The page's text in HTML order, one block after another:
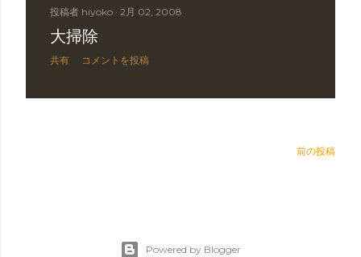
投稿者 hiyoko 2月 02, 2008
大掃除
共有 コメントを投稿
前の投稿
Powered by Blogger